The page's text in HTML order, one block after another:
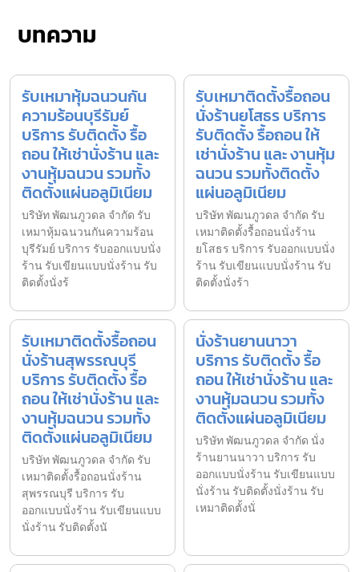
บทความ
รับเหมาหุ้มฉนวนกัน
ความร้อนบุรีรัมย์
บริการ รับติดตั้ง รื้อ
ถอน ให้เช่านั่งร้าน และ
งานหุ้มฉนวน รวมทั้ง
ติดตั้งแผ่นอลูมิเนียม
บริษัท พัฒนภูวดล จำกัด รับ
เหมาหุ้มฉนวนกันความร้อน
บุรีรัมย์ บริการ รับออกแบบนั่ง
ร้าน รับเขียนแบบนั่งร้าน รับ
ติดตั้งนั่งร้
รับเหมาติดตั้งรื้อถอน
นั่งร้านยโสธร บริการ
รับติดตั้ง รื้อถอน ให้
เช่านั่งร้าน และ งานหุ้ม
ฉนวน รวมทั้งติดตั้ง
แผ่นอลูมิเนียม
บริษัท พัฒนภูวดล จำกัด รับ
เหมาติดตั้งรื้อถอนนั่งร้าน
ยโสธร บริการ รับออกแบบนั่ง
ร้าน รับเขียนแบบนั่งร้าน รับ
ติดตั้งนั่งร้า
รับเหมาติดตั้งรื้อถอน
นั่งร้านสุพรรณบุรี
บริการ รับติดตั้ง รื้อ
ถอน ให้เช่านั่งร้าน และ
งานหุ้มฉนวน รวมทั้ง
ติดตั้งแผ่นอลูมิเนียม
บริษัท พัฒนภูวดล จำกัด รับ
เหมาติดตั้งรื้อถอนนั่งร้าน
สุพรรณบุรี บริการ รับ
ออกแบบนั่งร้าน รับเขียนแบบ
นั่งร้าน รับติดตั้งนั
นั่งร้านยานนาวา
บริการ รับติดตั้ง รื้อ
ถอน ให้เช่านั่งร้าน และ
งานหุ้มฉนวน รวมทั้ง
ติดตั้งแผ่นอลูมิเนียม
บริษัท พัฒนภูวดล จำกัด นั่ง
ร้านยานนาวา บริการ รับ
ออกแบบนั่งร้าน รับเขียนแบบ
นั่งร้าน รับติดตั้งนั่งร้าน รับ
เหมาติดตั้งนั่